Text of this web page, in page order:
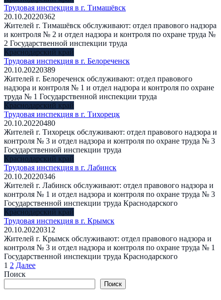
Трудовая инспекция в г. Тимашёвск
20.10.20220362
Жителей г. Тимашёвск обслуживают: отдел правового надзора
и контроля № 2 и отдел надзора и контроля по охране труда №
2 Государственной инспекции труда
Краснодарский край
Трудовая инспекция в г. Белореченск
20.10.20220389
Жителей г. Белореченск обслуживают: отдел правового
надзора и контроля № 1 и отдел надзора и контроля по охране
труда № 1 Государственной инспекции труда
Краснодарский край
Трудовая инспекция в г. Тихорецк
20.10.20220480
Жителей г. Тихорецк обслуживают: отдел правового надзора и
контроля № 3 и отдел надзора и контроля по охране труда № 3
Государственной инспекции труда
Краснодарский край
Трудовая инспекция в г. Лабинск
20.10.20220346
Жителей г. Лабинск обслуживают: отдел правового надзора и
контроля № 1 и отдел надзора и контроля по охране труда № 3
Государственной инспекции труда Краснодарского
Краснодарский край
Трудовая инспекция в г. Крымск
20.10.20220312
Жителей г. Крымск обслуживают: отдел правового надзора и
контроля № 3 и отдел надзора и контроля по охране труда № 1
Государственной инспекции труда Краснодарского
Пагинация
записей
1 2 Далее
Поиск
Поиск